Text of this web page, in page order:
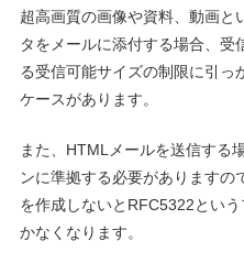
超高画質の画像や資料、動画と
タをメールに添付する場合、
る受信可能サイズの制限に引っ
ケースがあります。
また、HTMLメールを送信する
ンに準拠する必要があります
を作成しないとRFC5322とい
かなくなります。